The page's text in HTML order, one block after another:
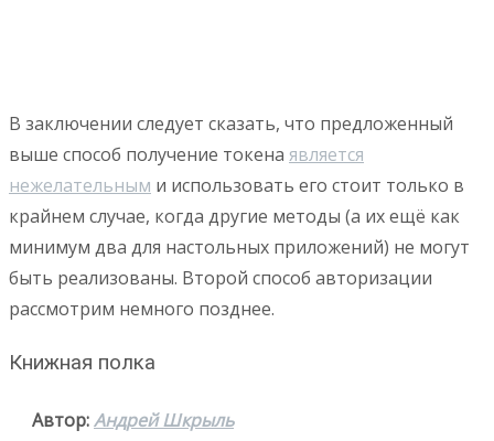
В заключении следует сказать, что предложенный
выше способ получение токена является
нежелательным и использовать его стоит только в
крайнем случае, когда другие методы (а их ещё как
минимум два для настольных приложений) не могут
быть реализованы. Второй способ авторизации
рассмотрим немного позднее.
Книжная полка
Автор:Андрей Шкрыль